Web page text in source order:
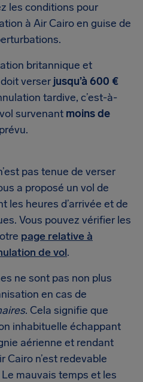
les conditions pour
à Air Cairo en guise de
britannique et
verser jusqu’à 600 €
tardive, c’est-à-
survenant moins de
pas tenue de verser
a proposé un vol de
les heures d’arrivée et de
Vous pouvez vérifier les
page relative à
de vol.
ne sont pas non plus
en cas de
. Cela signifie que
inhabituelle échappant
aérienne et rendant
Cairo n’est redevable
mauvais temps et les